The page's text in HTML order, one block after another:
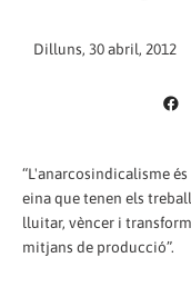
Dilluns, 30 abril, 2012
“L'anarcosindicalisme
eina que tenen els
lluitar, vèncer i
mitjans de producció”.